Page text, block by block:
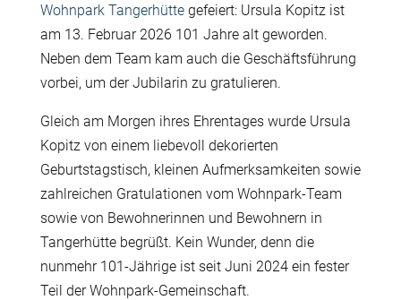
Wohnpark Tangerhüttegefeiert: Ursula Kopitz ist
am 13. Februar 2026 101 Jahre alt geworden.
Neben dem Team kam auch die Geschäftsführung
vorbei, um der Jubilarin zu gratulieren.
Gleich am Morgen ihres Ehrentages wurde Ursula
Kopitz von einem liebevoll dekorierten
Geburtstagstisch, kleinen Aufmerksamkeiten sowie
zahlreichen Gratulationen vom Wohnpark-Team
sowie von Bewohnerinnen und Bewohnern in
Tangerhütte begrüßt. Kein Wunder, denn die
nunmehr 101-Jährige ist seit Juni 2024 ein fester
Teil der Wohnpark-Gemeinschaft.